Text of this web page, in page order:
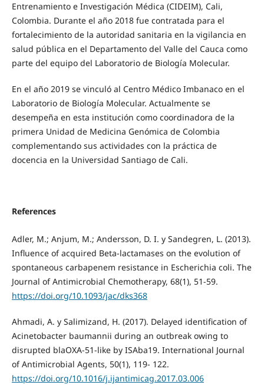
Entrenamiento e Investigación Médica (CIDEIM), Cali,
Colombia. Durante el año 2018 fue contratada para el
fortalecimiento de la autoridad sanitaria en la vigilancia en
salud pública en el Departamento del Valle del Cauca como
parte del equipo del Laboratorio de Biología Molecular.
En el año 2019 se vinculó al Centro Médico Imbanaco en el
Laboratorio de Biología Molecular. Actualmente se
desempeña en esta institución como coordinadora de la
primera Unidad de Medicina Genómica de Colombia
complementando sus actividades con la práctica de
docencia en la Universidad Santiago de Cali.
References
Adler, M.; Anjum, M.; Andersson, D. I. y Sandegren, L. (2013).
Influence of acquired Beta-lactamases on the evolution of
spontaneous carbapenem resistance in Escherichia coli. The
Journal of Antimicrobial Chemotherapy, 68(1), 51-59.
https://doi.org/10.1093/jac/dks368
Ahmadi, A. y Salimizand, H. (2017). Delayed identification of
Acinetobacter baumannii during an outbreak owing to
disrupted blaOXA-51-like by ISAba19. International Journal
of Antimicrobial Agents, 50(1), 119- 122.
https://doi.org/10.1016/j.ijantimicag.2017.03.006